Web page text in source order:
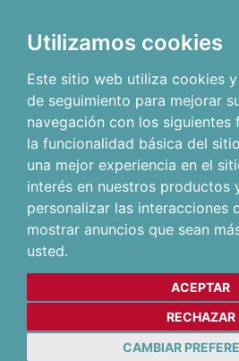
Utilizamos cookies
Este sitio web utiliza cookies
de seguimiento para mejorar
navegación con los siguientes
la funcionalidad básica del
una mejor experiencia en el
interés en nuestros productos
personalizar las interacciones
mostrar anuncios que sean
usted.
ACEPTAR
RECHAZAR
CAMBIAR